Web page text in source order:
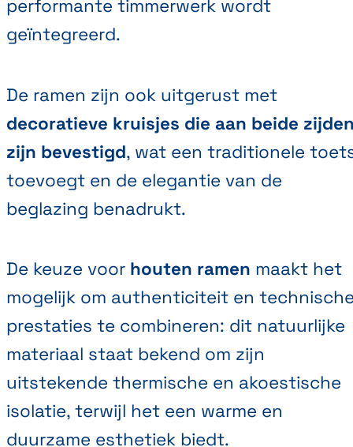
performante timmerwerk wordt
geïntegreerd.
De ramen zijn ook uitgerust met
decoratieve kruisjes die aan beide
zijn bevestigd, wat een traditionele
toevoegt en de elegantie van de
beglazing benadrukt.
De keuze voor houten ramen maakt het
mogelijk om authenticiteit en
prestaties te combineren: dit natuurlijke
materiaal staat bekend om zijn
uitstekende thermische en akoestische
isolatie, terwijl het een warme en
duurzame esthetiek biedt.